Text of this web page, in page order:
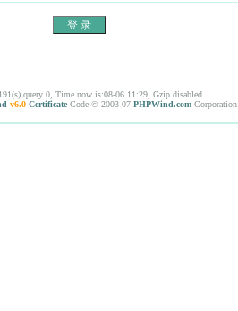
query 0, Time now is:08-06 11:29, Gzip disabled
v6.0 Certificate Code © 2003-07 PHPWind.com Corporation